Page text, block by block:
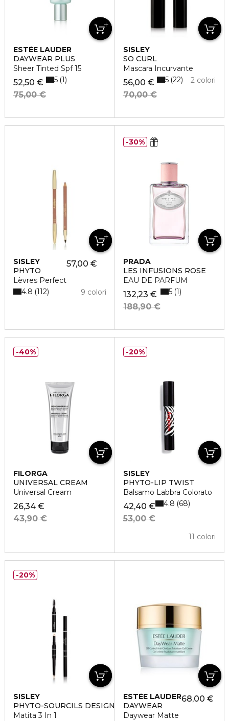
ESTÉE LAUDER
DAYWEAR PLUS
Sheer Tinted Spf 15
52,50 €
75,00 €
5 1
SISLEY
SO CURL
Mascara Incurvante
56,00 €
70,00 €
2 colori
5 22
SISLEY
PHYTO
Lèvres Perfect
57,00 €
9 colori
4.8 112
PRADA
LES INFUSIONS ROSE
EAU DE PARFUM
132,23 €
188,90 €
5 1
30%
FILORGA
UNIVERSAL CREAM
Universal Cream
26,34 €
43,90 €
40%
SISLEY
PHYTO-LIP TWIST
Balsamo Labbra Colorato
42,40 €
53,00 €
11 colori
4.8 68
20%
SISLEY
PHYTO-SOURCILS DESIGN
Matita 3 In 1
20%
ESTÉE LAUDER
DAYWEAR
Daywear Matte
68,00 €